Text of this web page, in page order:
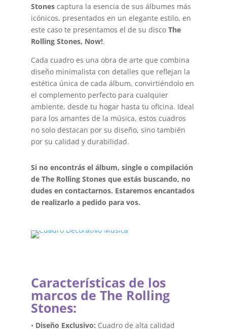
Stonescaptura la esencia de sus álbumes más
icónicos, presentados en un elegante estilo, en
este caso te presentamos el de su disco The
Rolling Stones, Now!.
Cada cuadro es una obra de arte que combina
diseño minimalista con detalles que reflejan la
estética única de cada álbum, convirtiéndolo en
el complemento perfecto para cualquier
ambiente, desde tu hogar hasta tu oficina. Ideal
para los amantes de la música, estos cuadros
no solo destacan por su diseño, sino también
por su calidad y durabilidad.
Si no encontrás el álbum, single o compilación
de The Rolling Stones que estás buscando, no
dudes en contactarnos. Estaremos encantados
de realizarlo a pedido para vos.
Características de los
marcos de The Rolling
Stones:
• Diseño Exclusivo: Cuadro de alta calidad